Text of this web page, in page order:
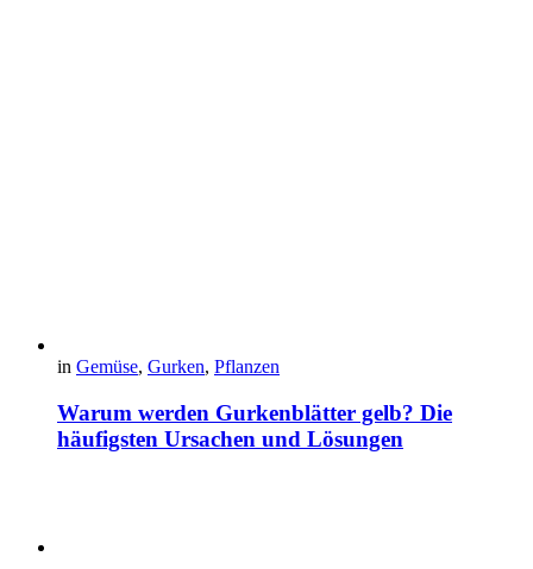
in Gemüse, Gurken, Pflanzen
Warum werden Gurkenblätter gelb? Die
häufigsten Ursachen und Lösungen